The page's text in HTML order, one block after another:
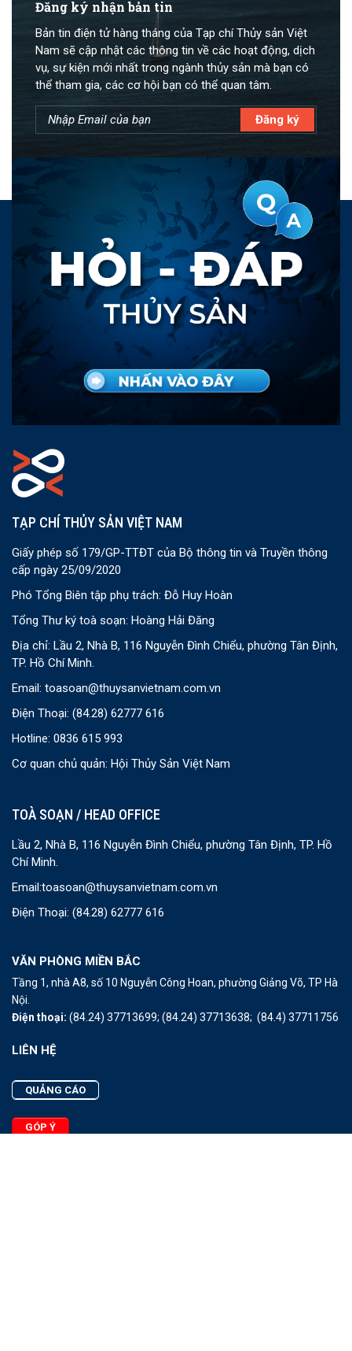
Đăng ký nhận bản tin
Bản tin điện tử hàng tháng của Tạp chí Thủy sản Việt
Nam sẽ cập nhật các thông tin về các hoạt động, dịch
vụ, sự kiện mới nhất trong ngành thủy sản mà bạn có
thể tham gia, các cơ hội bạn có thể quan tâm.
TẠP CHÍ THỦY SẢN VIỆT NAM
Giấy phép số 179/GP-TTĐT của Bộ thông tin và Truyền thông
cấp ngày 25/09/2020
Phó Tổng Biên tập phụ trách: Đỗ Huy Hoàn
Tổng Thư ký toà soạn: Hoàng Hải Đăng
Địa chỉ: Lầu 2, Nhà B, 116 Nguyễn Đình Chiểu, phường Tân Định,
TP. Hồ Chí Minh.
Email: toasoan@thuysanvietnam.com.vn
Điện Thoại: (84.28) 62777 616
Hotline: 0836 615 993
Cơ quan chủ quản: Hội Thủy Sản Việt Nam
TOÀ SOẠN / HEAD OFFICE
Lầu 2, Nhà B, 116 Nguyễn Đình Chiểu, phường Tân Định, TP. Hồ
Chí Minh.
Email:toasoan@thuysanvietnam.com.vn
Điện Thoại: (84.28) 62777 616
VĂN PHÒNG MIỀN BẮC
Tầng 1, nhà A8, số 10 Nguyễn Công Hoan, phường Giảng Võ, TP Hà
Nội.
Điện thoại: (84.24) 37713699; (84.24) 37713638; (84.4) 37711756
LIÊN HỆ
QUẢNG CÁO
GÓP Ý